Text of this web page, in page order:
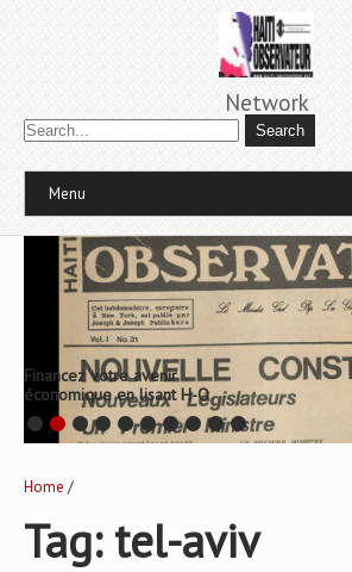
Network
Menu
Financez votre avenir
économique en lisant H-O
Home /
Tag: tel-aviv